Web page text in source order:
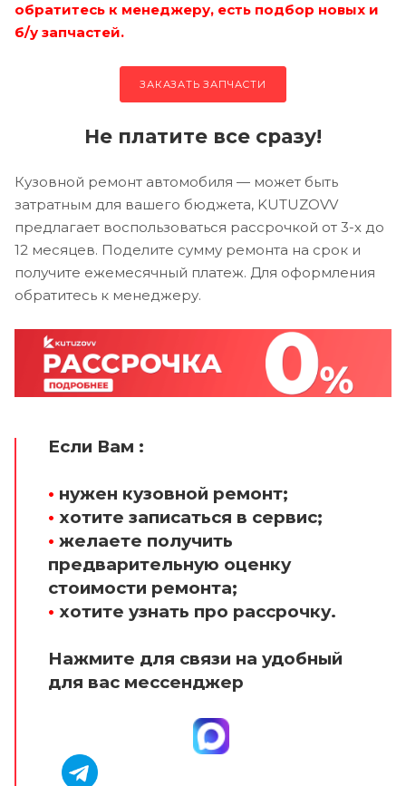
обратитесь к менеджеру, есть подбор новых и
б/у запчастей.
ЗАКАЗАТЬ ЗАПЧАСТИ
Не платите все сразу!
Кузовной ремонт автомобиля — может быть
затратным для вашего бюджета, KUTUZOVV
предлагает воспользоваться рассрочкой от 3-х до
12 месяцев. Поделите сумму ремонта на срок и
получите ежемесячный платеж. Для оформления
обратитесь к менеджеру.
Если Вам :
• нужен кузовной ремонт;
• хотите записаться в сервис;
• желаете получить
предварительную оценку
стоимости ремонта;
• хотите узнать про рассрочку.
Нажмите для связи на удобный
для вас мессенджер